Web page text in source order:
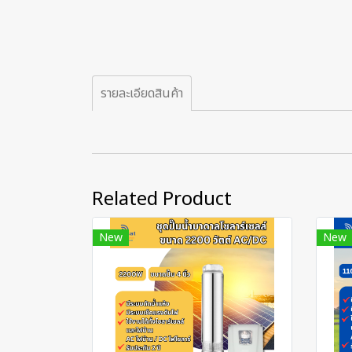
รายละเอียดสินค้า
Related Product
New New